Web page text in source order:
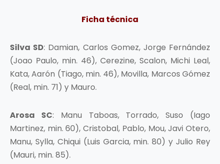
Ficha técnica
Silva SD: Damian, Carlos Gomez, Jorge Fernández
(Joao Paulo, min. 46), Cerezine, Scalon, Michi Leal,
Kata, Aarón (Tiago, min. 46), Movilla, Marcos Gómez
(Real, min. 71) y Mauro.
Arosa SC: Manu Taboas, Torrado, Suso (Iago
Martinez, min. 60), Cristobal, Pablo, Mou, Javi Otero,
Manu, Sylla, Chiqui (Luis Garcia, min. 80) y Julio Rey
(Mauri, min. 85).